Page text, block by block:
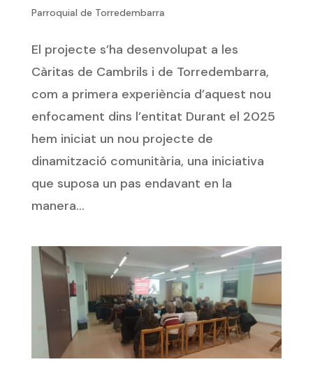
Parroquial de Torredembarra
El projecte s’ha desenvolupat a les
Càritas de Cambrils i de Torredembarra,
com a primera experiència d’aquest nou
enfocament dins l’entitat Durant el 2025
hem iniciat un nou projecte de
dinamització comunitària, una iniciativa
que suposa un pas endavant en la
manera...